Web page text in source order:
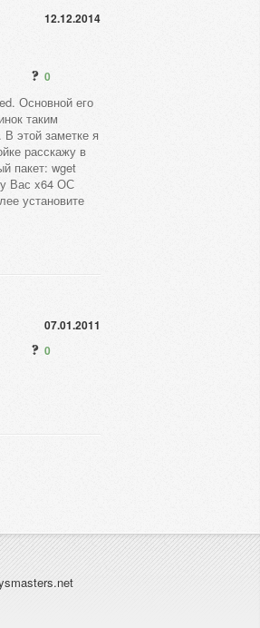
12.12.2014
0
Основной его
таким
этой заметке я
расскажу в
пакет: wget
у Вас x64 ОС
установите
07.01.2011
0